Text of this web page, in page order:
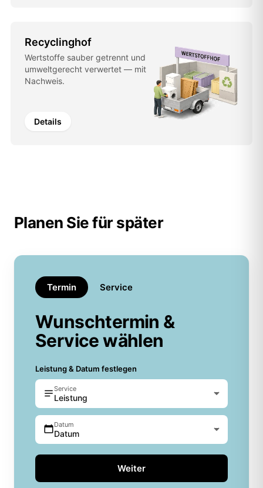
Recyclinghof
Wertstoffe sauber getrennt und
umweltgerecht verwertet — mit
Nachweis.
Details
Planen Sie für später
Termin Service
Wunschtermin &
Service wählen
Leistung & Datum festlegen
Service
Leistung
Datum
Datum
Weiter